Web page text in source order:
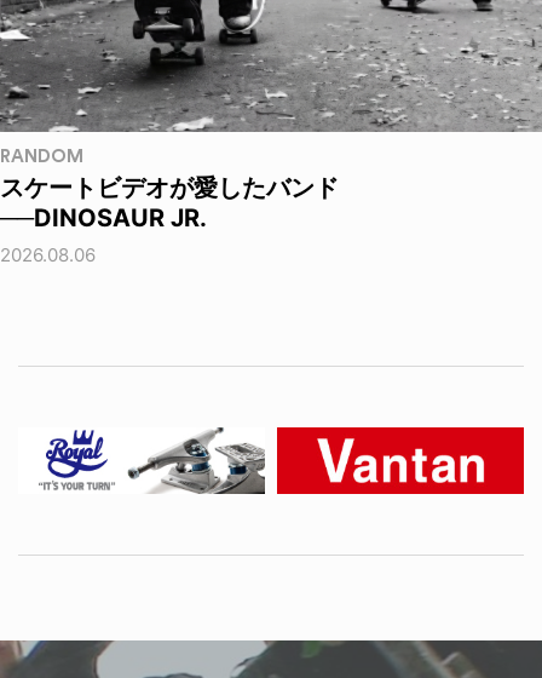
RANDOM
スケートビデオが愛したバンド
──DINOSAUR JR.
2026.08.06